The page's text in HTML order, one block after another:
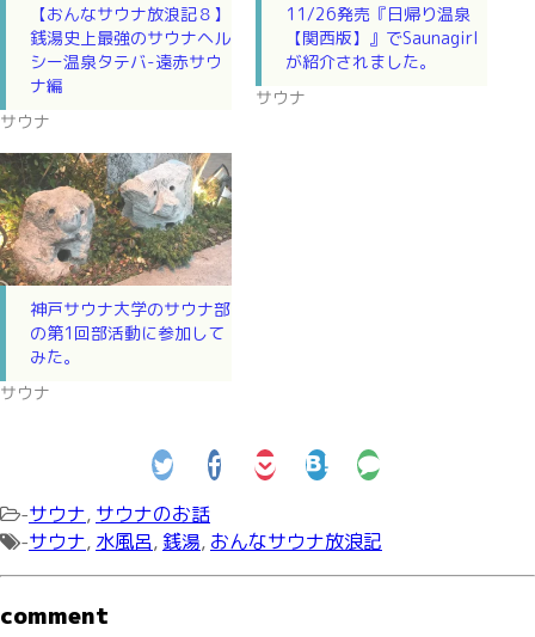
【おんなサウナ放浪記８】
銭湯史上最強のサウナヘル
シー温泉タテバ-遠赤サウ
ナ編
サウナ
11/26発売『日帰り温泉
【関西版】』でSaunagirl
が紹介されました。
サウナ
神戸サウナ大学のサウナ部
の第1回部活動に参加して
みた。
サウナ
-サウナ, サウナのお話
-サウナ, 水風呂,銭湯, おんなサウナ放浪記
comment